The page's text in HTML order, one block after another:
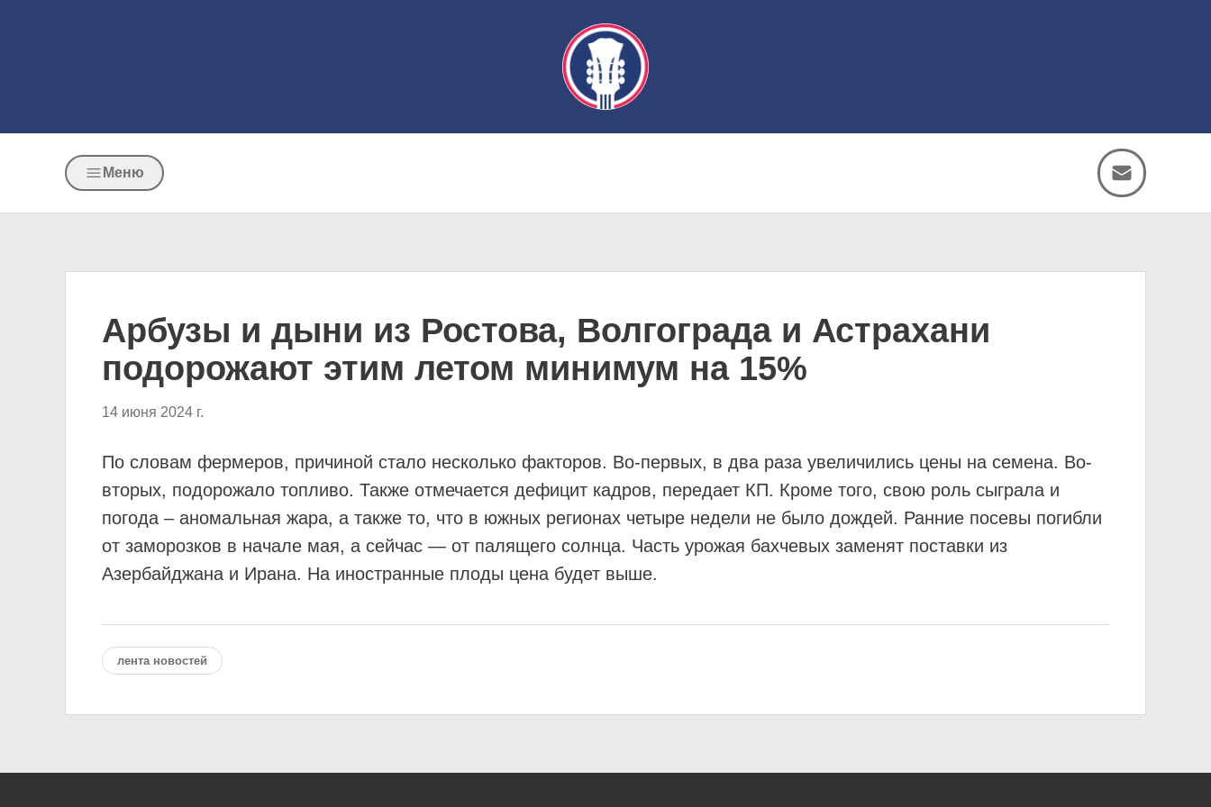
Меню
Арбузы и дыни из Ростова, Волгограда и Астрахани
подорожают этим летом минимум на 15%
14 июня 2024 г.
По словам фермеров, причиной стало несколько факторов. Во-первых, в два раза увеличились цены на семена. Во-
вторых, подорожало топливо. Также отмечается дефицит кадров, передает КП. Кроме того, свою роль сыграла и
погода – аномальная жара, а также то, что в южных регионах четыре недели не было дождей. Ранние посевы погибли
от заморозков в начале мая, а сейчас — от палящего солнца. Часть урожая бахчевых заменят поставки из
Азербайджана и Ирана. На иностранные плоды цена будет выше.
лента новостей